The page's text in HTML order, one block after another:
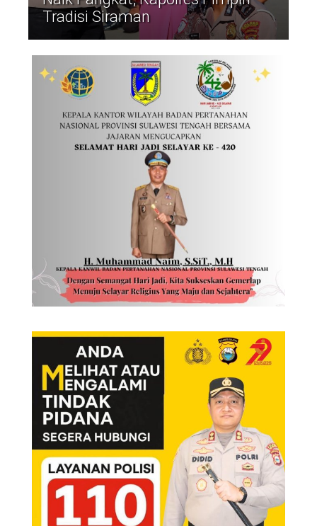
Tradisi Siraman